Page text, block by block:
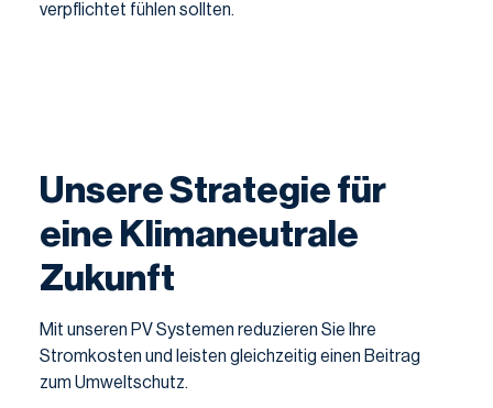
verpflichtet fühlen sollten.
Unsere Strategie für
eine Klimaneutrale
Zukunft
Mit unseren PV Systemen reduzieren Sie Ihre
Stromkosten und leisten gleichzeitig einen Beitrag
zum Umweltschutz.